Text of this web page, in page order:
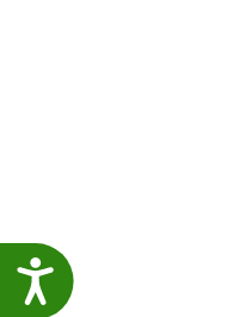
Accesibilidade